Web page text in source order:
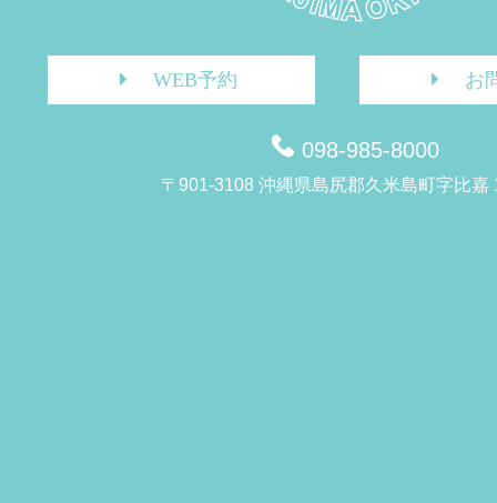
WEB予約 お
098-985-8000
〒901-3108 沖縄県島尻郡久米島町字比嘉